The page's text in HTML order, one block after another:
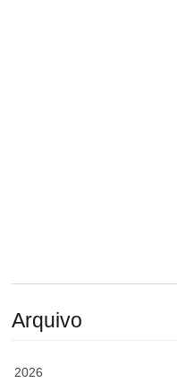
Arquivo
2026